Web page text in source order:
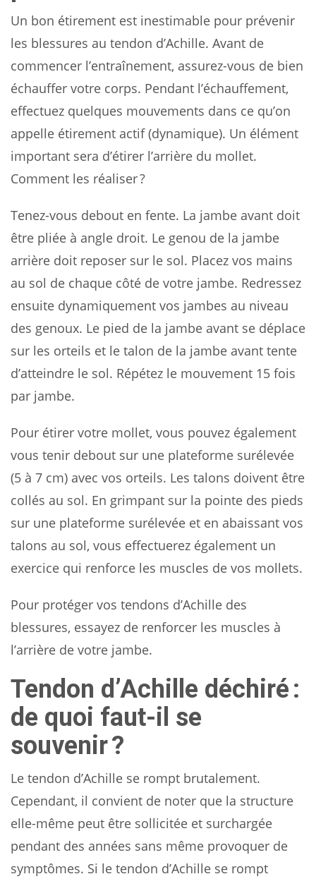
Un bon étirement est inestimable pour prévenir
les blessures au tendon d’Achille. Avant de
commencer l’entraînement, assurez-vous de bien
échauffer votre corps. Pendant l’échauffement,
effectuez quelques mouvements dans ce qu’on
appelle étirement actif (dynamique). Un élément
important sera d’étirer l’arrière du mollet.
Comment les réaliser ?
Tenez-vous debout en fente. La jambe avant doit
être pliée à angle droit. Le genou de la jambe
arrière doit reposer sur le sol. Placez vos mains
au sol de chaque côté de votre jambe. Redressez
ensuite dynamiquement vos jambes au niveau
des genoux. Le pied de la jambe avant se déplace
sur les orteils et le talon de la jambe avant tente
d’atteindre le sol. Répétez le mouvement 15 fois
par jambe.
Pour étirer votre mollet, vous pouvez également
vous tenir debout sur une plateforme surélevée
(5 à 7 cm) avec vos orteils. Les talons doivent être
collés au sol. En grimpant sur la pointe des pieds
sur une plateforme surélevée et en abaissant vos
talons au sol, vous effectuerez également un
exercice qui renforce les muscles de vos mollets.
Pour protéger vos tendons d’Achille des
blessures, essayez de renforcer les muscles à
l’arrière de votre jambe.
Tendon d’Achille déchiré :
de quoi faut-il se
souvenir ?
Le tendon d’Achille se rompt brutalement.
Cependant, il convient de noter que la structure
elle-même peut être sollicitée et surchargée
pendant des années sans même provoquer de
symptômes. Si le tendon d’Achille se rompt